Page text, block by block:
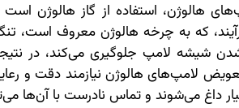
هالوژن، استفاده از گاز هالوژن
که به چرخه هالوژن معروف است،
شدن شیشه لامپ جلوگیری می‌کند، در
لامپ‌های هالوژن نیازمند دقت و
داغ می‌شوند و تماس نادرست با آن‌ها